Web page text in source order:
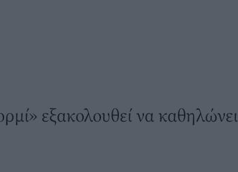
εξακολουθεί να καθηλώνει